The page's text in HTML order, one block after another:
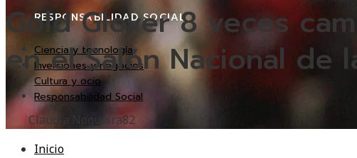
RESPONSABILIDAD SOCIAL
Ciencia y tecnología
Inversiones y negocios
Cultura y ocio
Responsabilidad Social
Gold Glover 8 veces
en el Salón Nacional de
Claudia Nogueira82
Inicio